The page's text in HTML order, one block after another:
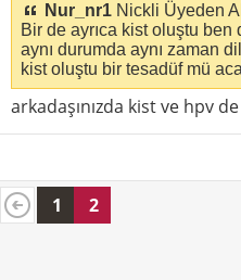
Nur_nr1 Nickli Üyeden
Bir de ayrıca kist oluştu ben
aynı durumda aynı zaman
kist oluştu bir tesadüf mü
arkadaşınızda kist ve hpv
1 2